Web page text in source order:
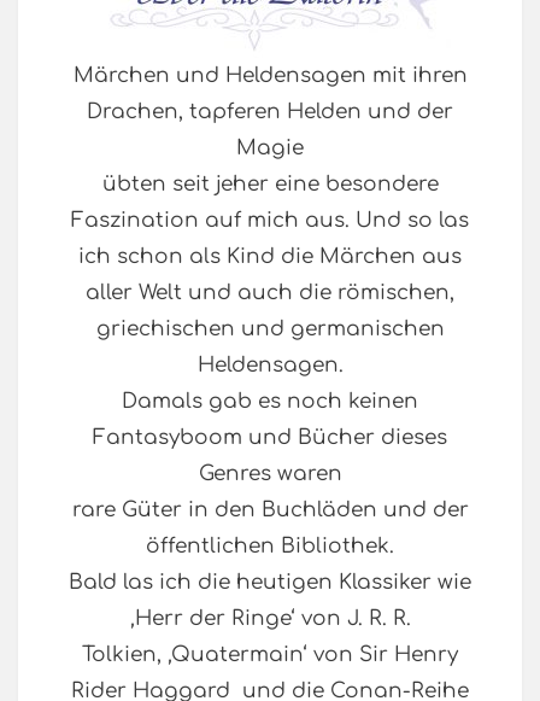
Märchen und Heldensagen mit ihren
Drachen, tapferen Helden und der
Magie
übten seit jeher eine besondere
Faszination auf mich aus. Und so las
ich schon als Kind die Märchen aus
aller Welt und auch die römischen,
griechischen und germanischen
Heldensagen.
Damals gab es noch keinen
Fantasyboom und Bücher dieses
Genres waren
rare Güter in den Buchläden und der
öffentlichen Bibliothek.
Bald las ich die heutigen Klassiker wie
‚Herr der Ringe‘ von J. R. R.
Tolkien, ‚Quatermain‘ von Sir Henry
Rider Haggard und die Conan-Reihe